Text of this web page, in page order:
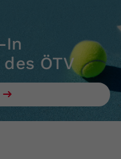
In
ÖTV